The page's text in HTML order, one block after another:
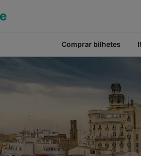
Comprar bilhetes